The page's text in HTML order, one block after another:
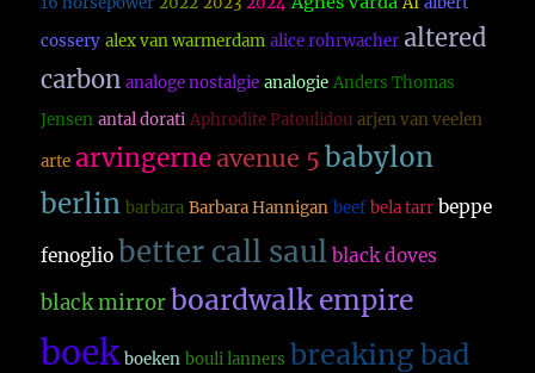
cossery alex van warmerdam alice rohrwacher altered
carbon analoge nostalgie analogie Anders Thomas
Jensen antal dorati Aphrodite Patoulidou arjen van veelen
arte arvingerne avenue 5 babylon
berlin barbara Barbara Hannigan beef bela tarr beppe
fenoglio better call saul black doves
black mirror boardwalk empire
boek boeken bouli lanners breaking bad